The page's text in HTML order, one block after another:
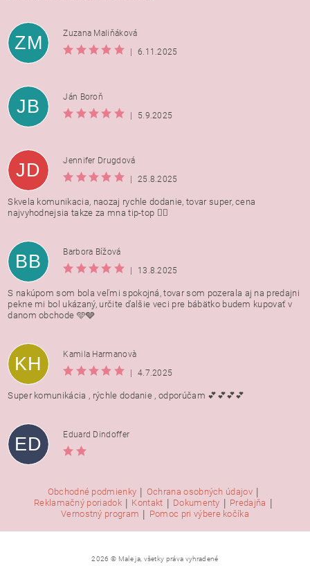
ZM
Zuzana Maliňáková
|
6.11.2025
JB
Ján Boroň
|
5.9.2025
JD
Jennifer Drugdová
|
25.8.2025
Skvela komunikacia, naozaj rychle dodanie, tovar super, cena
najvyhodnejsia takze za mna tip-top 👍🏻
BB
Barbora Bížová
|
13.8.2025
S nakúpom som bola veľmi spokojná, tovar som pozerala aj na predajni
pekne mi bol ukázaný, určite ďalšie veci pre bábätko budem kupovať v
danom obchode 🩵🩶
KH
Kamila Harmanovà
|
4.7.2025
Super komunikácia , rýchle dodanie , odporúčam 💕💕💕💕
ED Eduard Dindoffer
Obchodné podmienky | Ochrana osobných údajov |
Reklamačný poriadok | Kontakt | Dokumenty | Predajňa |
Vernostný program | Pomoc pri výbere kočíka
2026 © Male ja, všetky práva vyhradené